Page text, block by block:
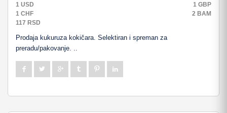
1 USD
1 GBP
1 CHF
2 BAM
117 RSD
Prodaja kukuruza kokičara. Selektiran i spreman za
preradu/pakovanje. ..